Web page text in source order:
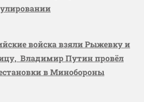
войска взяли Рыжевку и
Владимир Путин провёл
в Минобороны